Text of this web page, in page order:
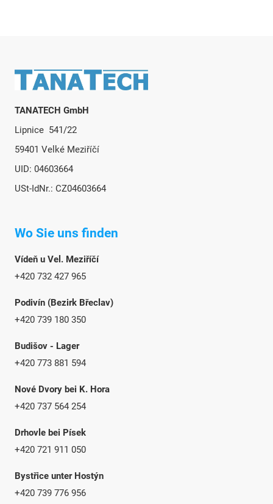
Fußzeile
TANATECH GmbH
Lipnice 541/22
59401 Velké Meziříčí
UID: 04603664
USt-IdNr.: CZ04603664
Wo Sie uns finden
Vídeň u Vel. Meziříčí
+420 732 427 965
Podivín (Bezirk Břeclav)
+420 739 180 350
Budišov - Lager
+420 773 881 594
Nové Dvory bei K. Hora
+420 737 564 254
Drhovle bei Písek
+420 721 911 050
Bystřice unter Hostýn
+420 739 776 956